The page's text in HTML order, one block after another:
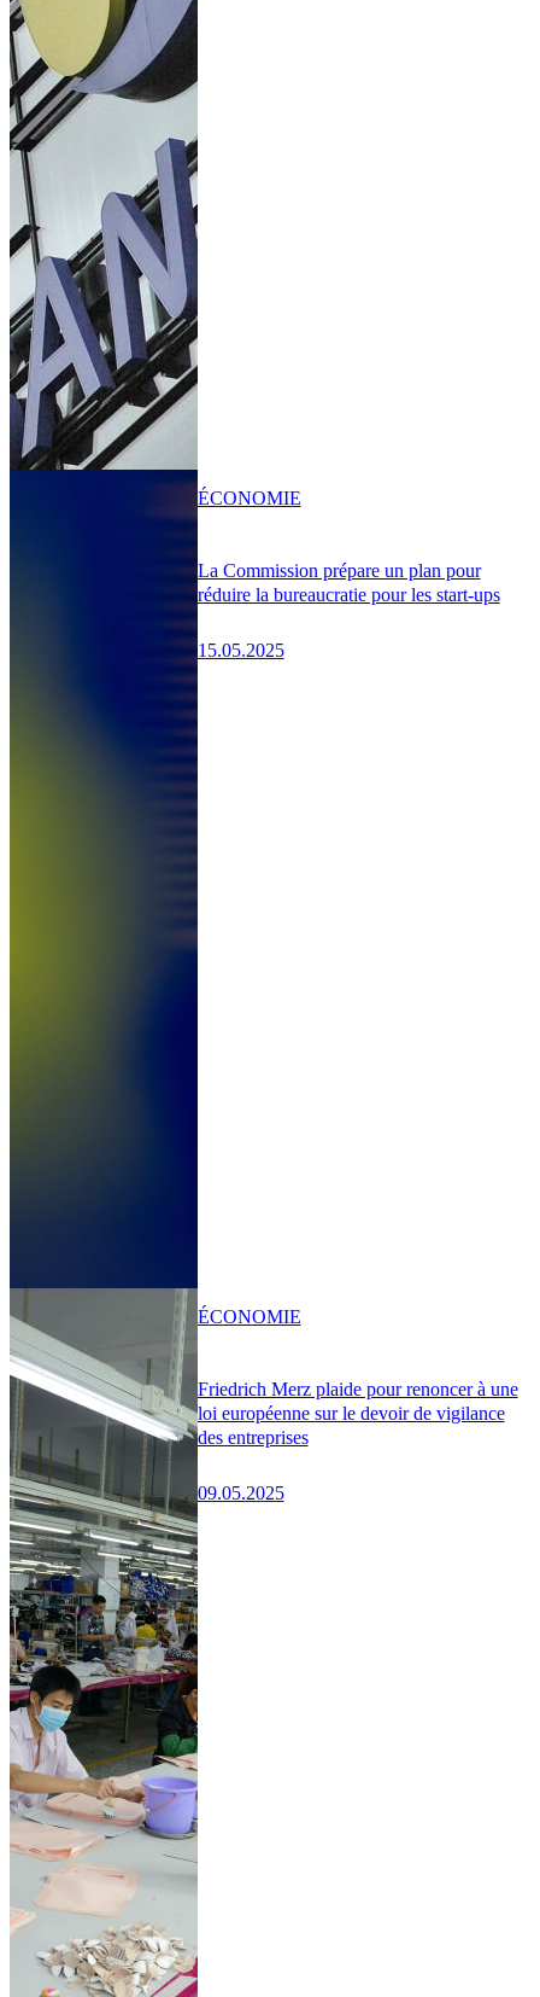
La Commission prépare un plan pour
réduire la bureaucratie pour les start-ups
15.05.2025
ÉCONOMIE
Friedrich Merz plaide pour renoncer à une
loi européenne sur le devoir de vigilance
des entreprises
09.05.2025
ÉCONOMIE